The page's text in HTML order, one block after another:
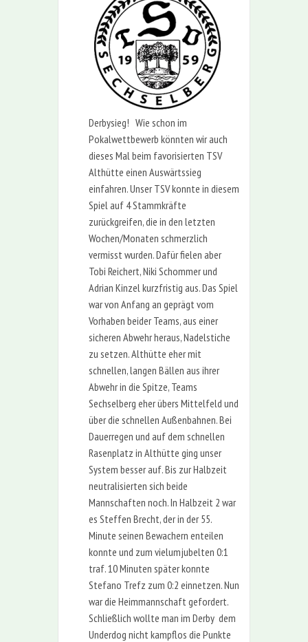
Derbysieg! Wie schon im
Pokalwettbewerb könnten wir auch
dieses Mal beim favorisierten TSV
Althütte einen Auswärtssieg
einfahren. Unser TSV konnte in diesem
Spiel auf 4 Stammkräfte
zurückgreifen, die in den letzten
Wochen/Monaten schmerzlich
vermisst wurden. Dafür fielen aber
Tobi Reichert, Niki Schommer und
Adrian Kinzel kurzfristig aus. Das Spiel
war von Anfang an geprägt vom
Vorhaben beider Teams, aus einer
sicheren Abwehr heraus, Nadelstiche
zu setzen. Althütte eher mit
schnellen, langen Bällen aus ihrer
Abwehr in die Spitze, Teams
Sechselberg eher übers Mittelfeld und
über die schnellen Außenbahnen. Bei
Dauerregen und auf dem schnellen
Rasenplatz in Althütte ging unser
System besser auf. Bis zur Halbzeit
neutralisierten sich beide
Mannschaften noch. In Halbzeit 2 war
es Steffen Brecht, der in der 55.
Minute seinen Bewachern enteilen
konnte und zum vielumjubelten 0:1
traf. 10 Minuten später konnte
Stefano Trefz zum 0:2 einnetzen. Nun
war die Heimmannschaft gefordert.
Schließlich wollte man im Derby dem
Underdog nicht kampflos die Punkte